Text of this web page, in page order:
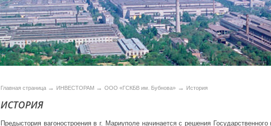
Главная страница → ИНВЕСТОРАМ → ООО «ГСКБВ им. Бубнова» → История
ИСТОРИЯ
Предыстория вагоностроения в г. Мариуполе начинается с решения